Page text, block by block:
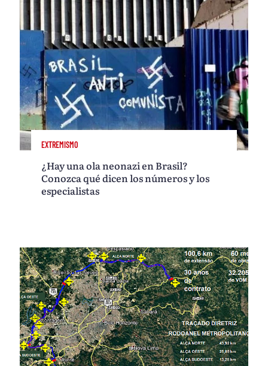
EXTREMISMO
¿Hay una ola neonazi en Brasil?
Conozca qué dicen los números y los
especialistas